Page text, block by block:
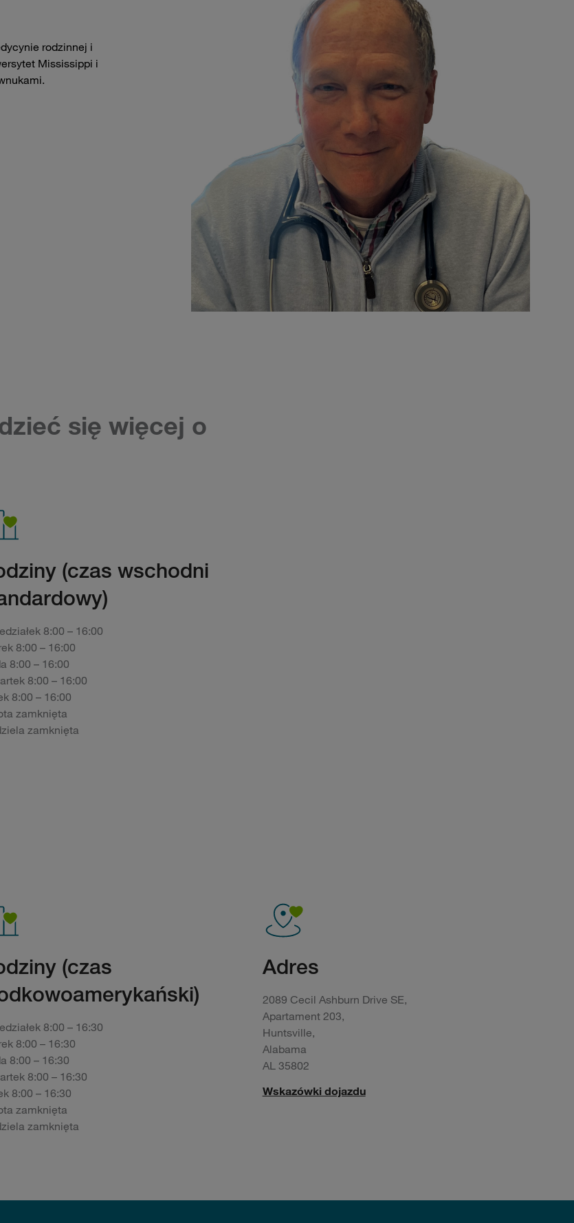
rodzinnej i
Mississippi i
się więcej o
(czas wschodni
8:00 – 16:00
8:00 – 16:00
8:00 – 16:00
8:00 – 16:00
8:00 – 16:00
zamknięta
zamknięta
(czas
8:00 – 16:30
8:00 – 16:30
8:00 – 16:30
8:00 – 16:30
8:00 – 16:30
zamknięta
zamknięta
Adres
2089 Cecil Ashburn Drive SE,
Apartament 203,
Huntsville,
Alabama
AL 35802
Wskazówki dojazdu